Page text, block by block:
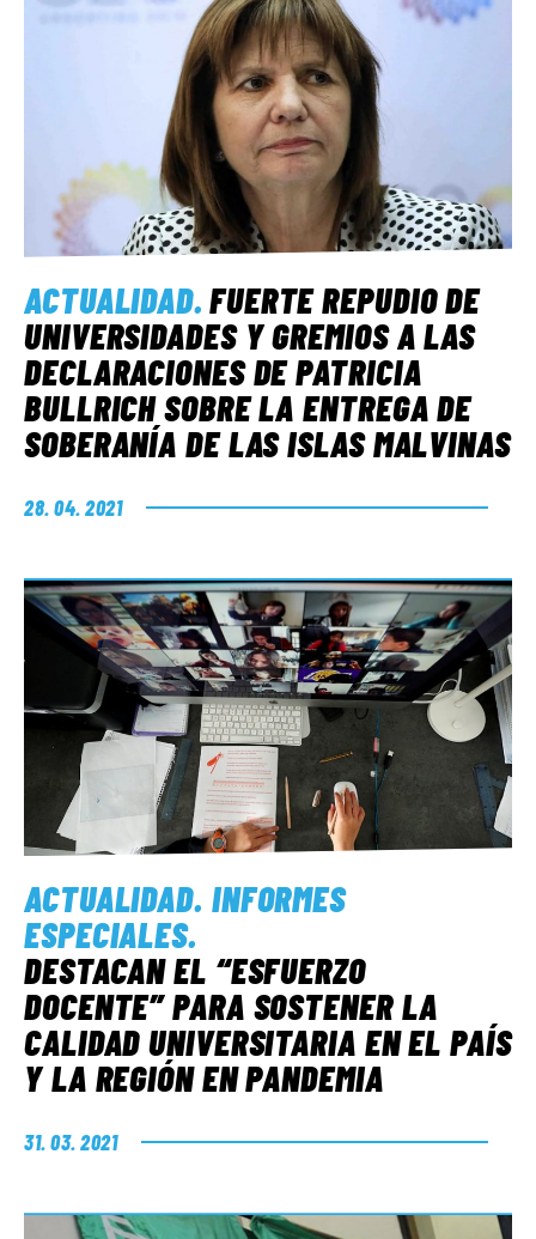
ACTUALIDAD.FUERTE REPUDIO DE
UNIVERSIDADES Y GREMIOS A LAS
DECLARACIONES DE PATRICIA
BULLRICH SOBRE LA ENTREGA DE
SOBERANÍA DE LAS ISLAS MALVINAS
28. 04. 2021
ACTUALIDAD. INFORMES
ESPECIALES.
DESTACAN EL “ESFUERZO
DOCENTE” PARA SOSTENER LA
CALIDAD UNIVERSITARIA EN EL PAÍS
Y LA REGIÓN EN PANDEMIA
31. 03. 2021